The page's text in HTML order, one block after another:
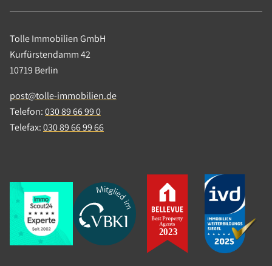
Makler oft wertvoller ist als der nächste Luxus-
Brandenburg gezielt ihre Sichtbarkeit erhöhen
können.
Weiterlesen
16.04.2026 News|
Investment, Verkaufen, Wohnen,
Marktentwicklung
Personalplanung in silbernen
Tolle Immobilien GmbH
Kurfürstendamm 42
10719 Berlin
post@tolle-immobilien.de
Telefon:030 89 66 99 0
Telefax:030 89 66 99 66